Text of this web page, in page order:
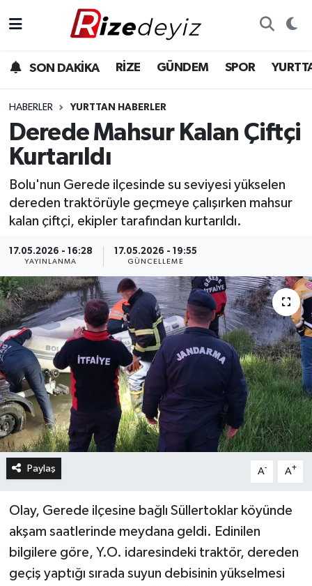
SON DAKİKA RİZE GÜNDEM SPOR
HABERLER YURTTAN HABERLER
Derede Mahsur Kalan Çiftçi
Kurtarıldı
Bolu'nun Gerede ilçesinde su seviyesi yükselen
dereden traktörüyle geçmeye çalışırken mahsur
kalan çiftçi, ekipler tarafından kurtarıldı.
17.05.2026 - 16:28
YAYINLANMA
17.05.2026 - 19:55
GÜNCELLEME
Paylaş A- A+
Olay, Gerede ilçesine bağlı Süllertoklar köyünde
akşam saatlerinde meydana geldi. Edinilen
bilgilere göre, Y.O. idaresindeki traktör, dereden
geçiş yaptığı sırada suyun debisinin yükselmesi
Gündem
Yurttan Haberler
Ekonomi
Teknoloji
Sağlık
Rize Hava Durumu
Rize Trafik Yoğunluk Haritası
Süper Lig Puan Durumu ve Fikstür
Tüm Manşetler
Son Dakika Haberleri
Haber Arşivi